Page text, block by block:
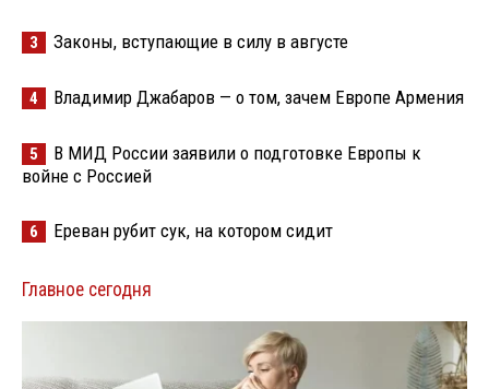
3 Законы, вступающие в силу в августе
4 Владимир Джабаров — о том, зачем Европе Армения
5
В МИД России заявили о подготовке Европы к
войне с Россией
6 Ереван рубит сук, на котором сидит
Главное сегодня